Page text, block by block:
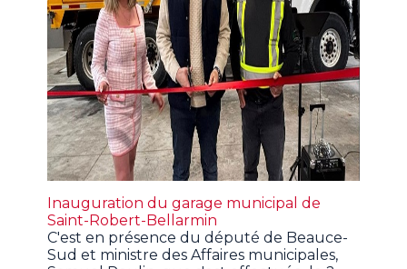
Inauguration du garage municipal de
Saint-Robert-Bellarmin
C'est en présence du député de Beauce-
Sud et ministre des Affaires municipales,